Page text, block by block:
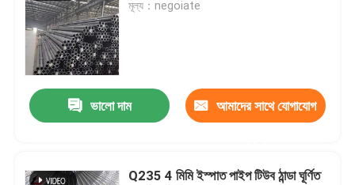
মূল্য：negoiate
ভালো দাম আমাদের সাথে যোগাযোগ
Q235 4 মিমি ইস্পাত পাইপ টিউব ঠান্ডা ঘূর্ণিত